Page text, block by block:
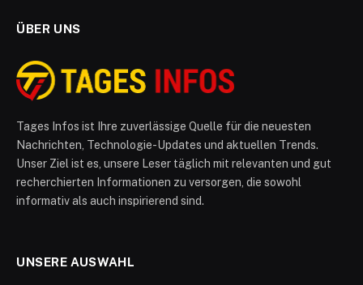
ÜBER UNS
Tages Infos ist Ihre zuverlässige Quelle für die neuesten
Nachrichten, Technologie-Updates und aktuellen Trends.
Unser Ziel ist es, unsere Leser täglich mit relevanten und gut
recherchierten Informationen zu versorgen, die sowohl
informativ als auch inspirierend sind.
UNSERE AUSWAHL